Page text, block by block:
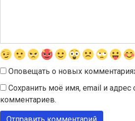
Оповещать о новых
Сохранить моё имя, email и
комментариев.